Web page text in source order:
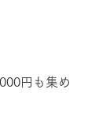
円も集め